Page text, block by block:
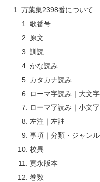
万葉集2398番について
歌番号
原文
訓読
かな読み
カタカナ読み
ローマ字読み｜大文字
ローマ字読み｜小文字
左注｜左註
事項｜分類・ジャンル
校異
寛永版本
巻数